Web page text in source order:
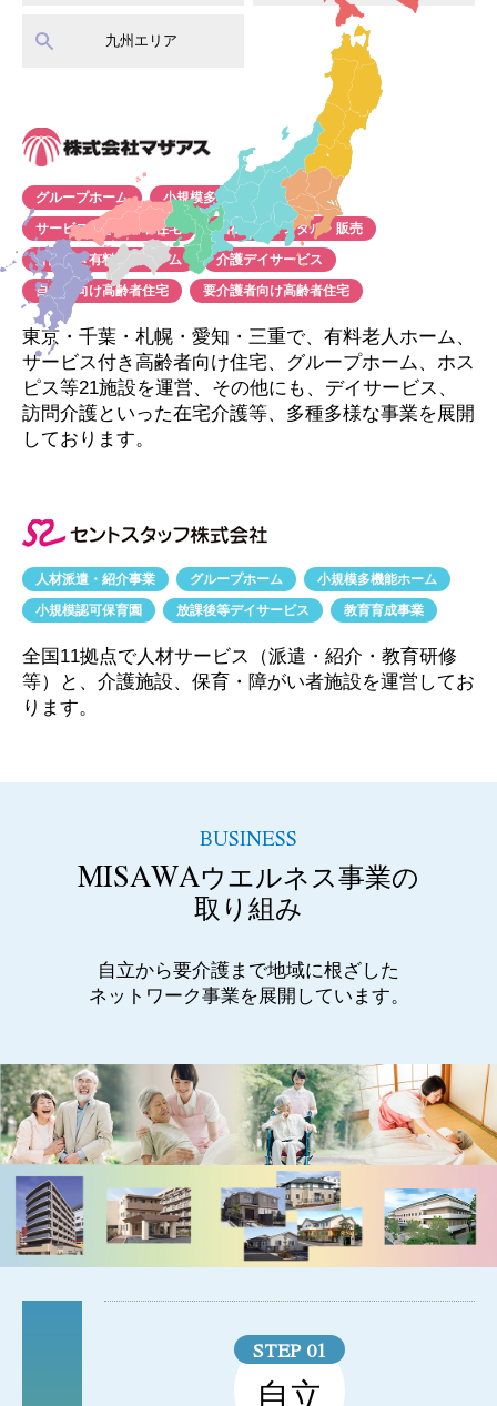
九州エリア
グループホーム
小規模多機能ホーム
サービス付き高齢者住宅
福祉用具レンタル・販売
介護付き有料老人ホーム
介護デイサービス
自立者向け高齢者住宅
要介護者向け高齢者住宅
東京・千葉・札幌・愛知・三重で、有料老人ホーム、
サービス付き高齢者向け住宅、グループホーム、ホス
ピス等21施設を運営、その他にも、デイサービス、
訪問介護といった在宅介護等、多種多様な事業を展開
しております。
人材派遣・紹介事業 グループホーム
小規模多機能ホーム
小規模認可保育園
放課後等デイサービス 教育育成事業
全国11拠点で人材サービス（派遣・紹介・教育研修
等）と、 介護施設、保育・障がい者施設を運営してお
ります。
BUSINESS
MISAWAウエルネス事業の
取り組み
自立から要介護まで地域に根ざした
ネットワーク事業を展開しています。
STEP 01
自立